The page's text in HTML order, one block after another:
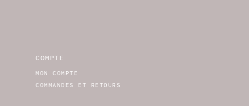
COMPTE
MON COMPTE
COMMANDES ET RETOURS